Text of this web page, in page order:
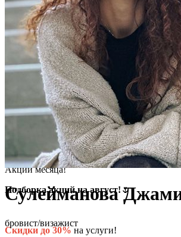
Акции месяца!
Подборка акций на август! 🌷
Скидки до 30% на услуги!
Сулейманова
бровист/визажист